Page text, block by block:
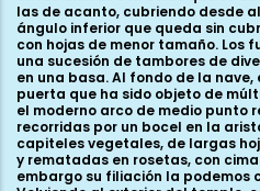
las de acanto, cubriendo desde
ángulo inferior que queda sin
con hojas de menor tamaño. Los
una sucesión de tambores de
en una basa. Al fondo de la nave,
puerta que ha sido objeto de
el moderno arco de medio punto
recorridas por un bocel en la
capiteles vegetales, de largas
y rematadas en rosetas, con
embargo su filiación la podemos